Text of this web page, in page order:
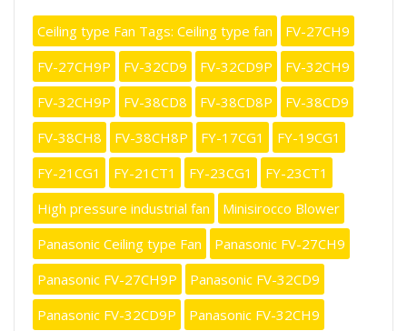
Ceiling type Fan Tags: Ceiling type fan
FV-27CH9
FV-27CH9P
FV-32CD9 FV-32CD9P
FV-32CH9
FV-32CH9P
FV-38CD8 FV-38CD8P
FV-38CD9
FV-38CH8
FV-38CH8P FY-17CG1
FY-19CG1
FY-21CG1
FY-21CT1 FY-23CG1
FY-23CT1
High pressure industrial fan
Minisirocco Blower
Panasonic Ceiling type Fan
Panasonic FV-27CH9
Panasonic FV-27CH9P
Panasonic FV-32CD9
Panasonic FV-32CD9P
Panasonic FV-32CH9